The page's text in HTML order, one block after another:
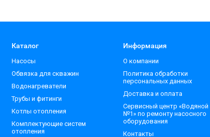
Каталог
Насосы
Обвязка для скважин
Водонагреватели
Трубы и фитинги
Котлы отопления
Комплектующие систем
отопления
Информация
О компании
Политика обработки
персональных данных
Доставка и оплата
Сервисный центр «Водяной
№1» по ремонту насосного
оборудования
Контакты